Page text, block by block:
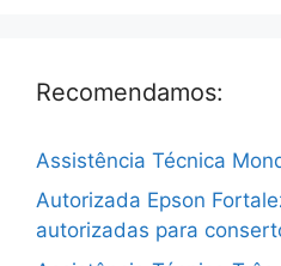
Recomendamos:
Assistência Técnica
Autorizada Epson
autorizadas para